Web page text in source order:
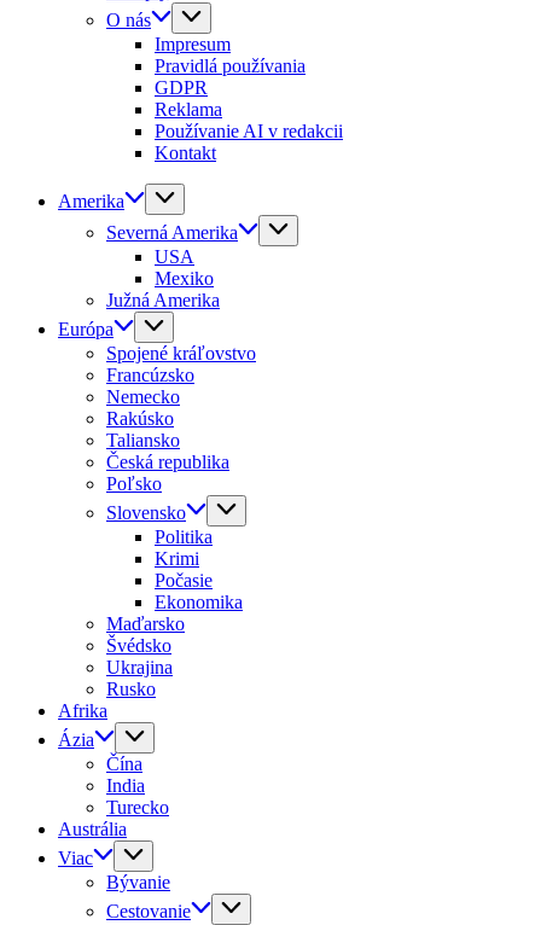
O nás
Impresum
Pravidlá používania
GDPR
Reklama
Používanie AI v redakcii
Kontakt
Amerika
Severná Amerika
USA
Mexiko
Južná Amerika
Európa
Spojené kráľovstvo
Francúzsko
Nemecko
Rakúsko
Taliansko
Česká republika
Poľsko
Slovensko
Politika
Krimi
Počasie
Ekonomika
Maďarsko
Švédsko
Ukrajina
Rusko
Afrika
Ázia
Čína
India
Turecko
Austrália
Viac
Bývanie
Cestovanie